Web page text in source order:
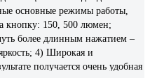
основные режимы работы,
кнопку: 150, 500 люмен;
более длинным нажатием –
4) Широкая и
получается очень удобная